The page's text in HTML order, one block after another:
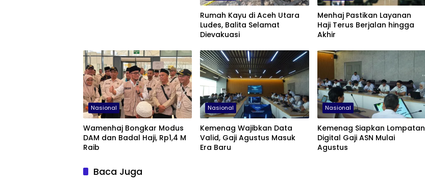
Rumah Kayu di Aceh Utara
Ludes, Balita Selamat
Dievakuasi
Menhaj Pastikan Layanan
Haji Terus Berjalan hingga
Akhir
Nasional
Wamenhaj Bongkar Modus
DAM dan Badal Haji, Rp1,4 M
Raib
Nasional
Kemenag Wajibkan Data
Valid, Gaji Agustus Masuk
Era Baru
Nasional
Kemenag Siapkan Lompatan
Digital Gaji ASN Mulai
Agustus
Baca Juga